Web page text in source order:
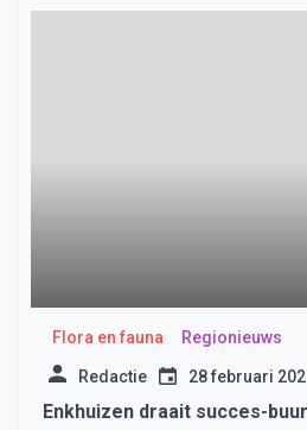
Flora en fauna Regionieuws
Redactie 28 februari
Enkhuizen draait succes-